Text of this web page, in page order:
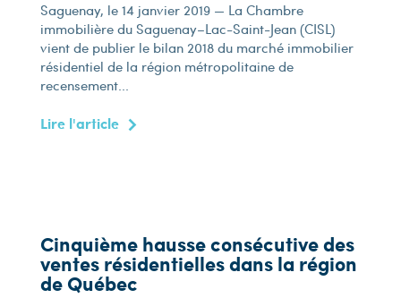
Saguenay, le 14 janvier 2019 — La Chambre
immobilière du Saguenay–Lac-Saint-Jean (CISL)
vient de publier le bilan 2018 du marché immobilier
résidentiel de la région métropolitaine de
recensement...
Lire l'article
Cinquième hausse consécutive des
ventes résidentielles dans la région
de Québec